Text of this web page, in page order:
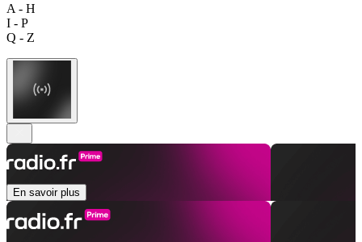
A - H
I - P
Q - Z
En savoir plus